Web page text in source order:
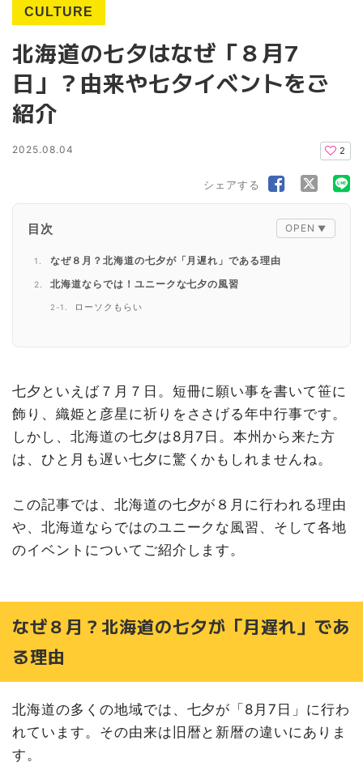
CULTURE
北海道の七夕はなぜ「８月7
日」？由来や七夕イベントをご
紹介
2025.08.04 2
シェアする
目次
なぜ８月？北海道の七夕が「月遅れ」である理由
北海道ならでは！ユニークな七夕の風習
ローソクもらい
石山七夕祭り（札幌市）
銀座七夕まつり
まとめ
七夕といえば７月７日。短冊に願い事を書いて笹に
飾り、織姫と彦星に祈りをささげる年中行事です。
しかし、北海道の七夕は8月7日。本州から来た方
は、ひと月も遅い七夕に驚くかもしれませんね。
この記事では、北海道の七夕が８月に行われる理由
や、北海道ならではのユニークな風習、そして各地
のイベントについてご紹介します。
なぜ８月？北海道の七夕が「月遅れ」であ
る理由
北海道の多くの地域では、七夕が「8月7日」に行わ
れています。その由来は旧暦と新暦の違いにありま
す。